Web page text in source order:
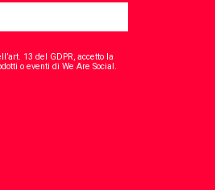
13 del GDPR, accetto la
o eventi di We Are Social.